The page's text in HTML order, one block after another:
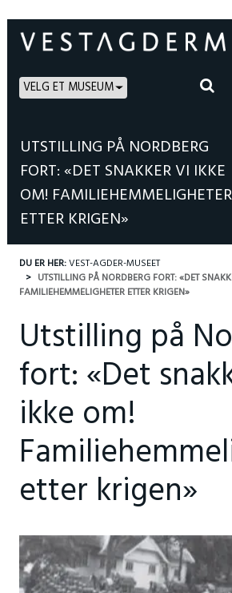
VELG ET MUSEUM
UTSTILLING PÅ NORDBERG
FORT: «DET SNAKKER VI IKKE
OM! FAMILIEHEMMELIGHETER
ETTER KRIGEN»
DU ER HER:VEST-AGDER-MUSEET
UTSTILLING PÅ NORDBERG FORT: «DET
FAMILIEHEMMELIGHETER ETTER KRIGEN»
Utstilling på
fort: «Det
ikke om!
etter krigen»